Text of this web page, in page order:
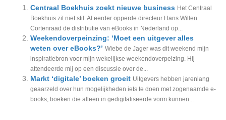
Centraal Boekhuis zoekt nieuwe business Het Centraal
Boekhuis zit niet stil. Al eerder opperde directeur Hans Willen
Cortenraad de distributie van eBooks in Nederland op...
Weekendoverpeinzing: ‘Moet een uitgever alles
weten over eBooks?’ Wiebe de Jager was dit weekend mijn
inspiratiebron voor mijn wekelijkse weekendoverpeizing. Hij
attendeerde mij op een discussie over de...
Markt ‘digitale’ boeken groeit Uitgevers hebben jarenlang
geaarzeld over hun mogelijkheden iets te doen met zogenaamde e-
books, boeken die alleen in gedigitaliseerde vorm kunnen...